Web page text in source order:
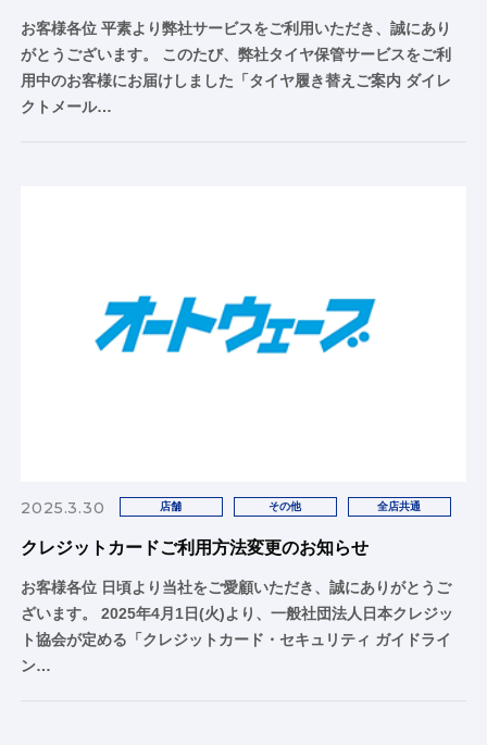
お客様各位 平素より弊社サービスをご利用いただき、誠にあり
がとうございます。 このたび、弊社タイヤ保管サービスをご利
用中のお客様にお届けしました「タイヤ履き替えご案内 ダイレ
クトメール…
2025.3.30 店舗 その他 全店共通
クレジットカードご利用方法変更のお知らせ
お客様各位 日頃より当社をご愛顧いただき、誠にありがとうご
ざいます。 2025年4月1日(火)より、一般社団法人日本クレジッ
ト協会が定める「クレジットカード・セキュリティ ガイドライ
ン…